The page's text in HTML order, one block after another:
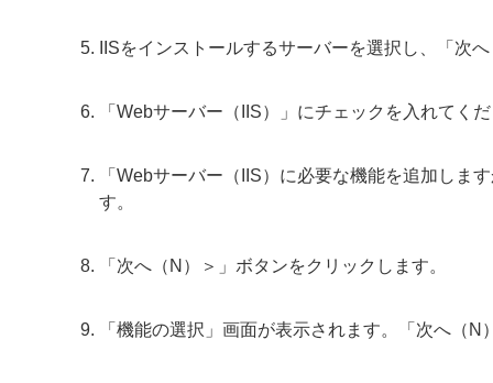
IISをインストールするサーバーを選択し、「次
「Webサーバー（IIS）」にチェックを入れてく
「Webサーバー（IIS）に必要な機能を追加しま
す。
「次へ（N）＞」ボタンをクリックします。
「機能の選択」画面が表示されます。「次へ（